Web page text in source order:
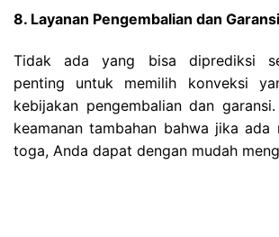
8. Layanan Pengembalian dan Garansi
Tidak ada yang bisa diprediksi
penting untuk memilih konveksi
kebijakan pengembalian dan
keamanan tambahan bahwa jika ada
toga, Anda dapat dengan mudah